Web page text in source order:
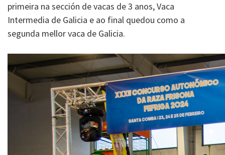
primeira na sección de vacas de 3 anos, Vaca
Intermedia de Galicia e ao final quedou como a
segunda mellor vaca de Galicia.